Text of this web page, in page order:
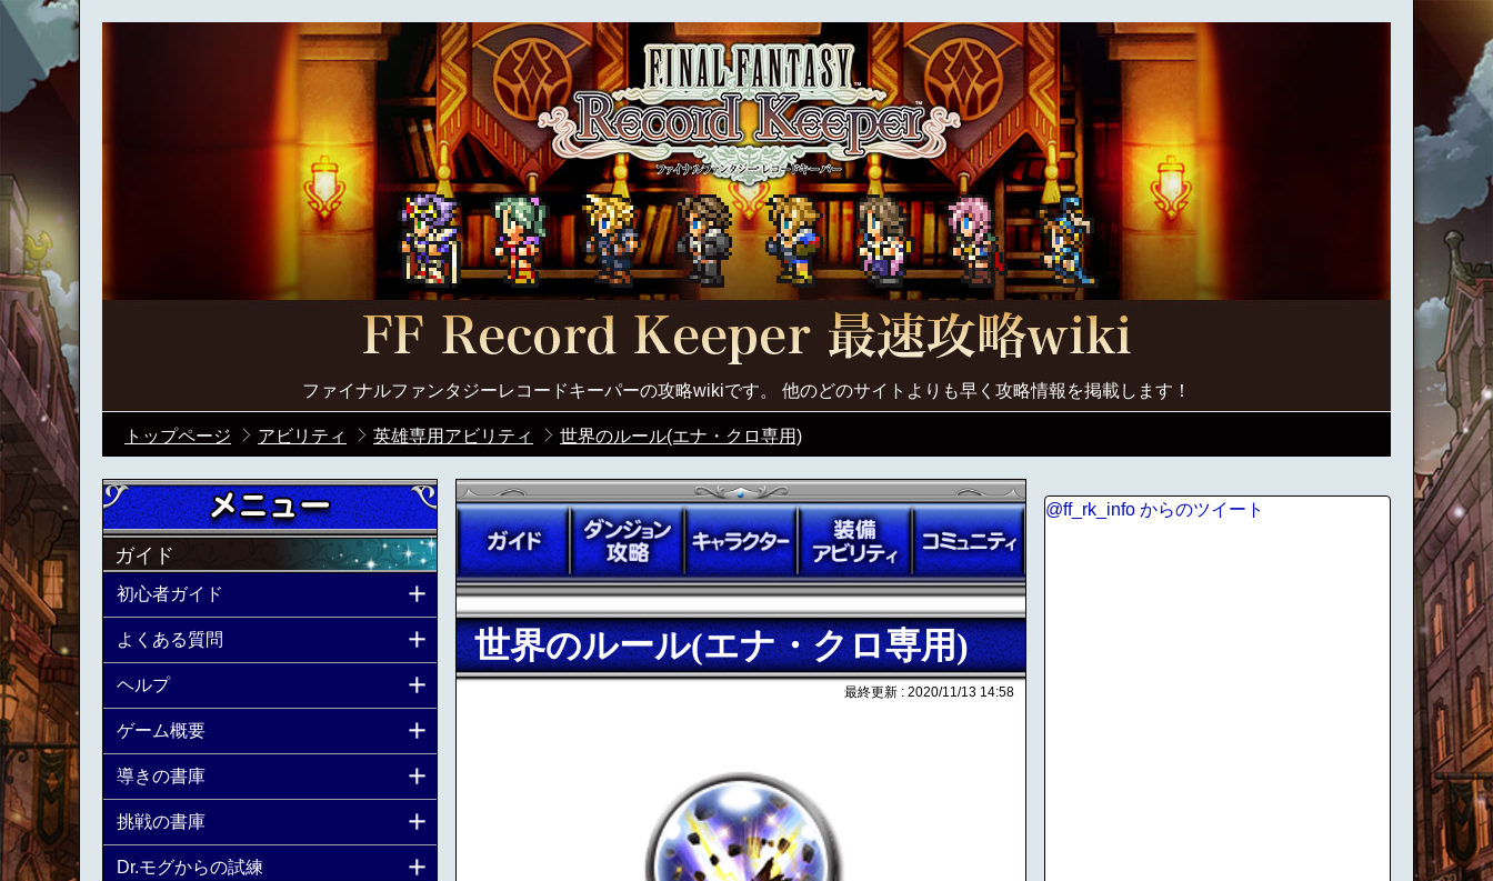
ファイナルファンタジーレコードキーパーの攻略wikiです。 他のどのサイトよりも早く攻略情報を掲載します！
トップページ アビリティ 英雄専用アビリティ 世界のルール(エナ・クロ専用)
世界のルール(エナ・クロ専用)
最終更新 : 2020/11/13 14:58
ガイド
初心者ガイド
よくある質問
ヘルプ
ゲーム概要
導きの書庫
挑戦の書庫
Dr.モグからの試練
@ff_rk_info からのツイート